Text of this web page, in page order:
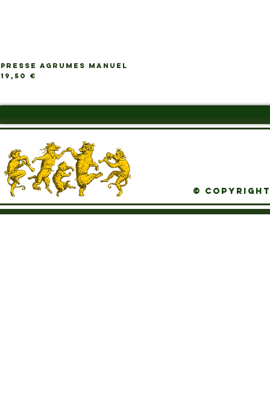
PRESSE AGRUMES MANUEL
Prix
19,50 €
© Copyright